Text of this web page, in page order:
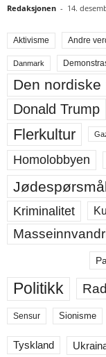
Redaksjonen - 14.
Aktivisme Andre
Danmark
Den
Donald Trump
Flerkultur
Homolobbyen
Kriminalitet
Politikk
Sensur Sionisme
Tyskland